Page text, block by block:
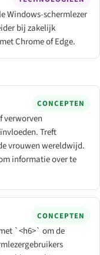
Windows-schermlezer
bij zakelijk
Chrome of Edge.
CONCEPTEN
verworven
Treft
vrouwen wereldwijd.
informatie over te
CONCEPTEN
`<h6>` om de